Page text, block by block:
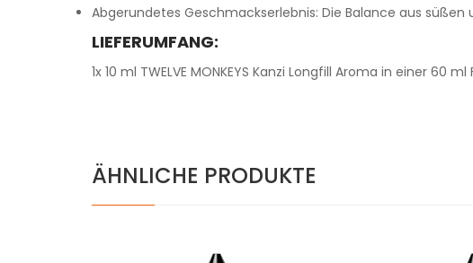
Abgerundetes Geschmackserlebnis: Die Balance aus
LIEFERUMFANG:
1x 10 ml TWELVE MONKEYS Kanzi Longfill Aroma in einer 60 ml
ÄHNLICHE PRODUKTE